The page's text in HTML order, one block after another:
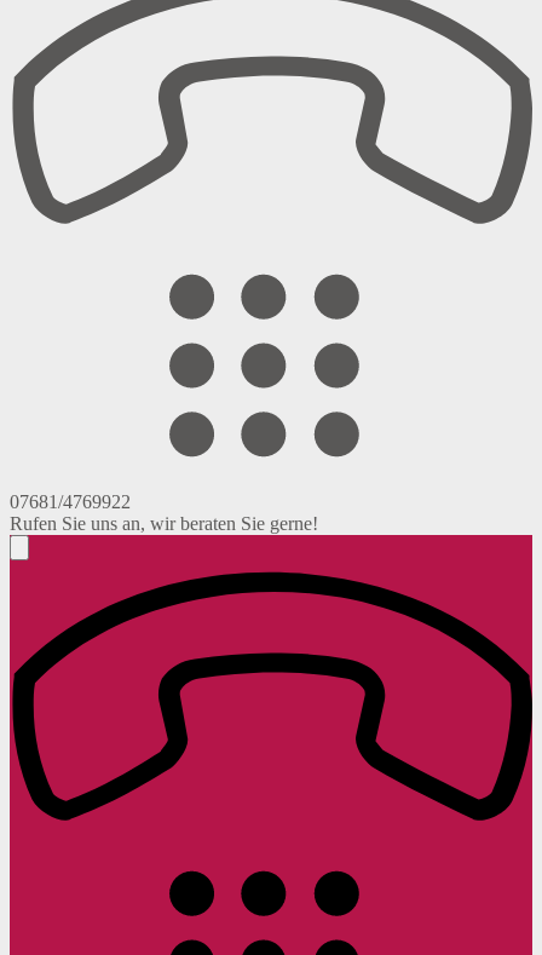
07681/4769922
Rufen Sie uns an, wir beraten Sie gerne!